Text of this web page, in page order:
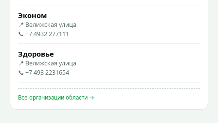
Эконом
📍 Велижская улица
📞 +7 4932 277111
Здоровье
📍 Велижская улица
📞 +7 493 2231654
Все организации области →